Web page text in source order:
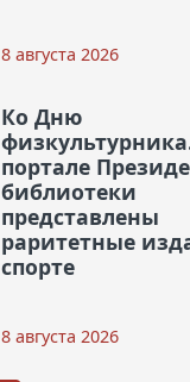
8 августа 2026
Ко Дню
портале
библиотеки
представлены
раритетные
спорте
8 августа 2026